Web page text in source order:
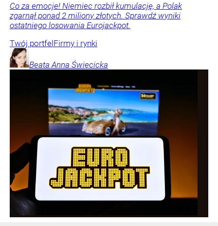
Co za emocje! Niemiec rozbił kumulację, a Polak
zgarnął ponad 2 miliony złotych. Sprawdź wyniki
ostatniego losowania Eurojackpot.
Twój portfelFirmy i rynki
Beata Anna Święcicka